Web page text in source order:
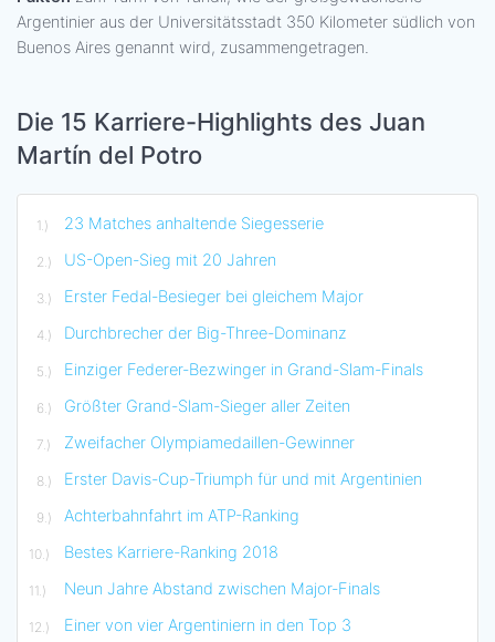
Argentinier aus der Universitätsstadt 350 Kilometer südlich von
Buenos Aires genannt wird, zusammengetragen.
Die 15 Karriere-Highlights des Juan
Martín del Potro
23 Matches anhaltende Siegesserie
US-Open-Sieg mit 20 Jahren
Erster Fedal-Besieger bei gleichem Major
Durchbrecher der Big-Three-Dominanz
Einziger Federer-Bezwinger in Grand-Slam-Finals
Größter Grand-Slam-Sieger aller Zeiten
Zweifacher Olympiamedaillen-Gewinner
Erster Davis-Cup-Triumph für und mit Argentinien
Achterbahnfahrt im ATP-Ranking
Bestes Karriere-Ranking 2018
Neun Jahre Abstand zwischen Major-Finals
Einer von vier Argentiniern in den Top 3